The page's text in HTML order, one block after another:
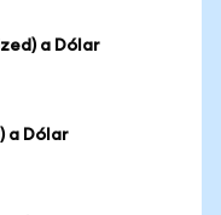
a Dólar
a Dólar